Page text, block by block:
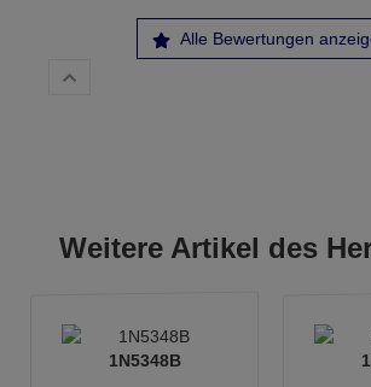
Alle Bewertungen
Weitere Artikel des
1N5348B